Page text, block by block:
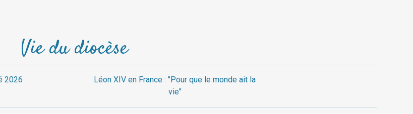
Vie du diocèse
2026
Léon XIV en France : "Pour que le monde ait la
vie"